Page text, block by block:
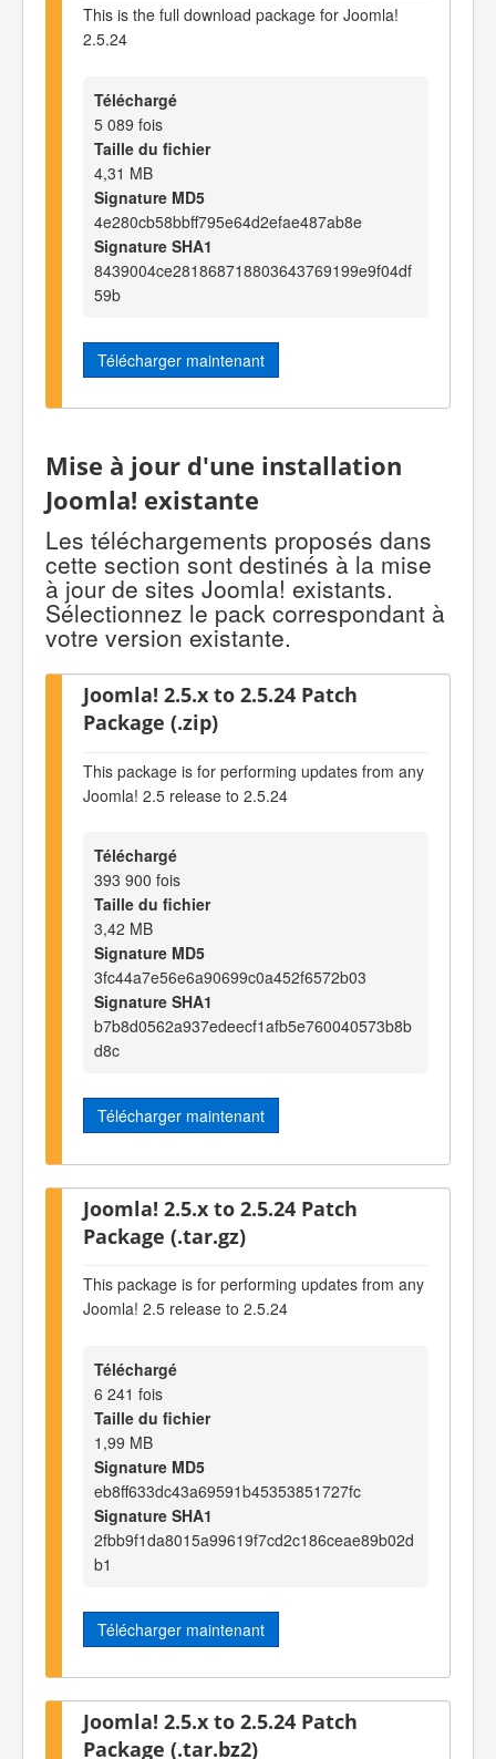
This is the full download package for Joomla!
2.5.24
Téléchargé
5 089 fois
Taille du fichier
4,31 MB
Signature MD5
4e280cb58bbff795e64d2efae487ab8e
Signature SHA1
8439004ce281868718803643769199e9f04df
59b
Télécharger maintenant
Mise à jour d'une installation
Joomla! existante
Les téléchargements proposés dans
cette section sont destinés à la mise
à jour de sites Joomla! existants.
Sélectionnez le pack correspondant à
votre version existante.
Joomla! 2.5.x to 2.5.24 Patch
Package (.zip)
This package is for performing updates from any
Joomla! 2.5 release to 2.5.24
Téléchargé
393 900 fois
Taille du fichier
3,42 MB
Signature MD5
3fc44a7e56e6a90699c0a452f6572b03
Signature SHA1
b7b8d0562a937edeecf1afb5e760040573b8b
d8c
Télécharger maintenant
Joomla! 2.5.x to 2.5.24 Patch
Package (.tar.gz)
This package is for performing updates from any
Joomla! 2.5 release to 2.5.24
Téléchargé
6 241 fois
Taille du fichier
1,99 MB
Signature MD5
eb8ff633dc43a69591b45353851727fc
Signature SHA1
2fbb9f1da8015a99619f7cd2c186ceae89b02d
b1
Télécharger maintenant
Joomla! 2.5.x to 2.5.24 Patch
Package (.tar.bz2)